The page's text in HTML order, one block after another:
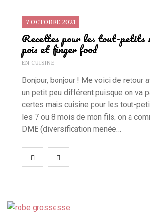
ACCESSOIRES BEAUTÉ MAKEUP
Le Mini Macaron,
permanente et rapide
9 DÉCEMBRE 2019 0
BEAUTÉ,BOX,SOINS
Et donc je teste les box...
2 SEPTEMBRE 2013
Colorations capillaires,
7 OCTOBRE 2021
Recettes pour les tout-petits
pois et finger food
EN CUISINE
Bonjour, bonjour ! Me voici de retour
un petit peu différent puisque on va
certes mais cuisine pour les tout-
les 7 ou 8 mois de mon fils, on a
DME (diversification menée…